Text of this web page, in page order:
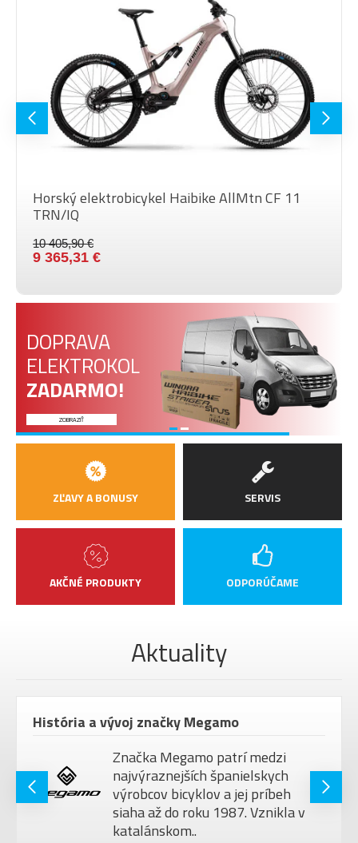
120 kg
VEĽKOSŤ
KOLIES
29"
Barva
Black, Black
Horský elektrobicykel Haibike AllMtn CF 11
TRN/IQ
10 405,90 €
9 365,31 €
DOPRAVA
ELEKTROKOL
ZADARMO!
ZOBRAZIŤ
ZĽAVY A BONUSY
AKČNÉ PRODUKTY
SERVIS
ODPORÚČAME
Aktuality
História a vývoj značky Megamo
Značka Megamo patrí medzi
najvýraznejších španielskych
výrobcov bicyklov a jej príbeh
siaha až do roku 1987. Vznikla v
katalánskom..